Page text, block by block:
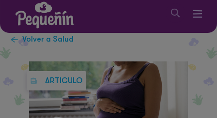
Volver a Salud
ARTICULO